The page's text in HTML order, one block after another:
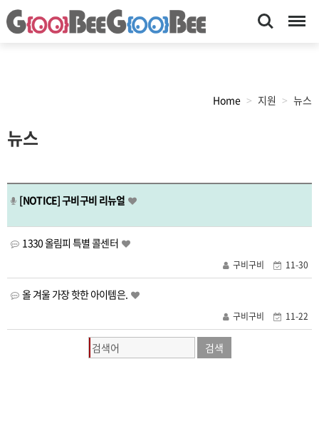
Search Menu
Home 지원 뉴스
뉴스
[NOTICE]구비구비 리뉴얼
1330 올림피 특별 콜센터
구비구비 11-30
올 겨울 가장 핫한 아이템은.
구비구비 11-22